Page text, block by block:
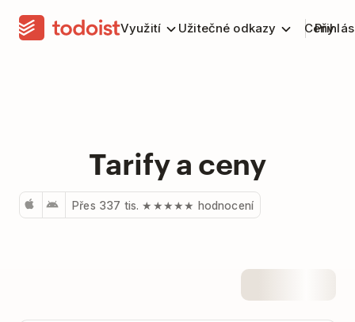
Využití Užitečné odkazy Ceny
Tarify a ceny
Přes 337 tis. ★★★★★ hodnocení